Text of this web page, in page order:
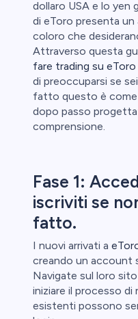
dollaro USA e lo yen
di eToro presenta
coloro che
Attraverso questa
fare trading su eToro
di preoccuparsi se
fatto questo è come
dopo passo
comprensione.
Fase 1:
iscriviti se
fatto.
I nuovi arrivati a
creando un account
Navigate sul loro
iniziare il processo di
esistenti possono